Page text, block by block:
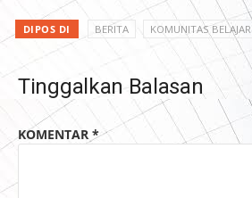
DIPOS DI BERITA KOMUNITAS BELAJAR
Tinggalkan Balasan
KOMENTAR*